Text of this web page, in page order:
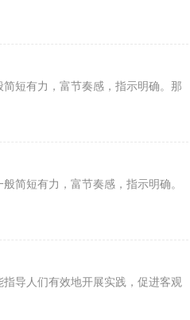
短有力，富节奏感，指示明确。那
简短有力，富节奏感，指示明确。
导人们有效地开展实践，促进客观